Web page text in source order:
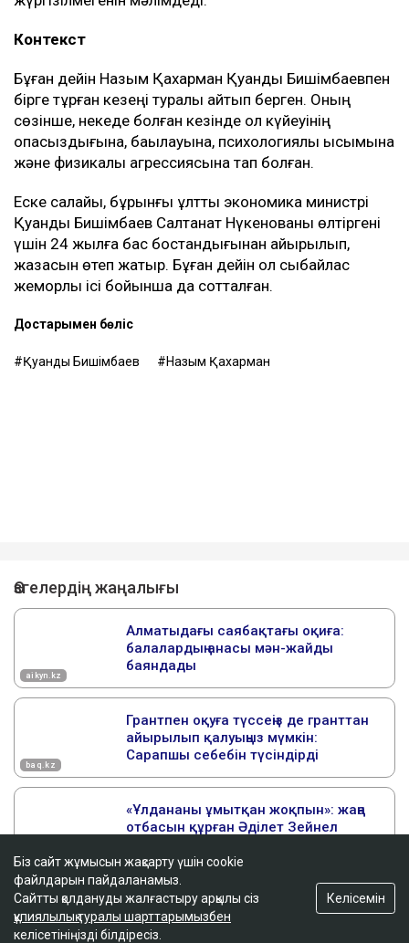
Контекст
Бұған дейін Назым Қахарман Қуандық Бишімбаевпен
бірге тұрған кезеңі туралы айтып берген. Оның
сөзінше, некеде болған кезінде ол күйеуінің
опасыздығына, бақылауына, психологиялық қысымына
және физикалық агрессиясына тап болған.
Еске салайық, бұрынғы ұлттық экономика министрі
Қуандық Бишімбаев Салтанат Нүкенованы өлтіргені
үшін 24 жылға бас бостандығынан айырылып,
жазасын өтеп жатыр. Бұған дейін ол сыбайлас
жемқорлық ісі бойынша да сотталған.
Достарыңмен бөліс
Қуандық Бишімбаев Назым Қахарман
Біз сайт жұмысын жақсарту үшін cookie
файлдарын пайдаланамыз.
Сайтты қолдануды жалғастыру арқылы сіз
құпиялылық туралы шарттарымызбен
келісетініңізді білдіресіз.
Келісемін